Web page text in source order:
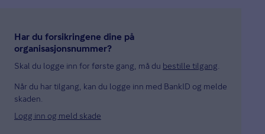
Har du forsikringene dine på
organisasjonsnummer?
Skal du logge inn for første gang, må du bestille tilgang
Når du har tilgang, kan du logge inn med BankID og melde
skaden.
Logg inn og meld skade